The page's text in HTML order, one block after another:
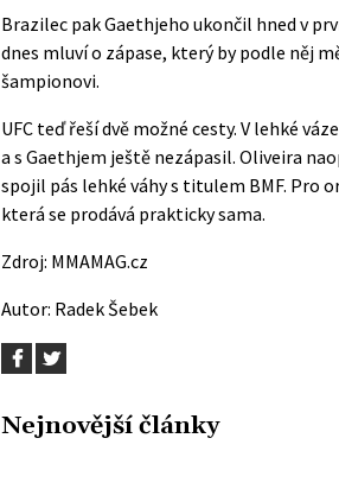
Brazilec pak Gaethjeho ukončil hned v
dnes mluví o zápase, který by podle něj
šampionovi.
UFC teď řeší dvě možné cesty. V lehké
a s Gaethjem ještě nezápasil. Oliveira
spojil pás lehké váhy s titulem BMF. Pro
která se prodává prakticky sama.
Zdroj: MMAMAG.cz
Autor: Radek Šebek
Nejnovější články